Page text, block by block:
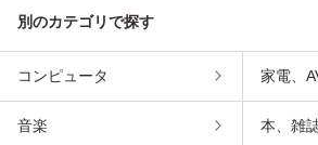
別のカテゴリで探す
コンピュータ 家電、
音楽 本、雑